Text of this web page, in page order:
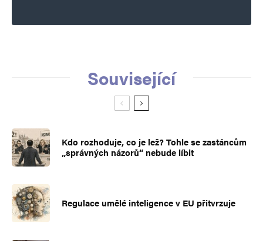
Související
Kdo rozhoduje, co je lež? Tohle se zastáncům
„správných názorů“ nebude líbit
Regulace umělé inteligence v EU přitvrzuje